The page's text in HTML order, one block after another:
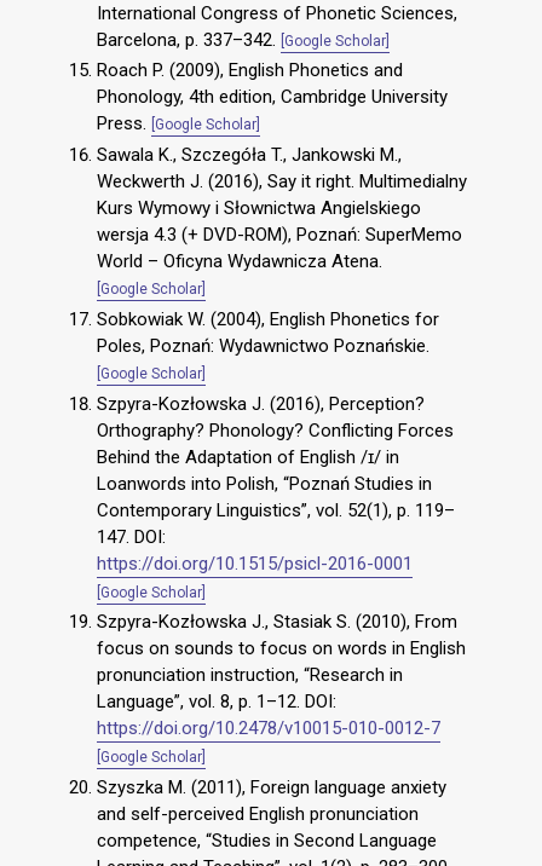
International Congress of Phonetic Sciences,
Barcelona, p. 337–342.
[Google Scholar]
Roach P. (2009), English Phonetics and
Phonology, 4th edition, Cambridge University
Press.
[Google Scholar]
Sawala K., Szczegóła T., Jankowski M.,
Weckwerth J. (2016), Say it right. Multimedialny
Kurs Wymowy i Słownictwa Angielskiego
wersja 4.3 (+ DVD-ROM), Poznań: SuperMemo
World – Oficyna Wydawnicza Atena.
[Google Scholar]
Sobkowiak W. (2004), English Phonetics for
Poles, Poznań: Wydawnictwo Poznańskie.
[Google Scholar]
Szpyra-Kozłowska J. (2016), Perception?
Orthography? Phonology? Conflicting Forces
Behind the Adaptation of English /ɪ/ in
Loanwords into Polish, “Poznań Studies in
Contemporary Linguistics”, vol. 52(1), p. 119–
147. DOI:
https://doi.org/10.1515/psicl-2016-0001
[Google Scholar]
Szpyra-Kozłowska J., Stasiak S. (2010), From
focus on sounds to focus on words in English
pronunciation instruction, “Research in
Language”, vol. 8, p. 1–12. DOI:
https://doi.org/10.2478/v10015-010-0012-7
[Google Scholar]
Szyszka M. (2011), Foreign language anxiety
and self-perceived English pronunciation
competence, “Studies in Second Language